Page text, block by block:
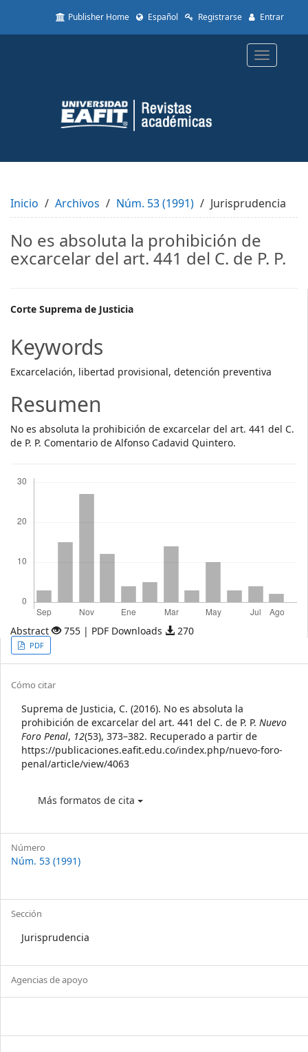
to
Content
Sidebar
Publisher Home Español Registrarse Entrar
Toggle
Inicio Archivos Núm. 53 (1991) Jurisprudencia
No es absoluta la prohibición de
excarcelar del art. 441 del C. de P. P.
Main
Article
Content
Corte Suprema de Justicia
Keywords
Excarcelación, libertad provisional, detención preventiva
Resumen
No es absoluta la prohibición de excarcelar del art. 441 del C.
de P. P. Comentario de Alfonso Cadavid Quintero.
Abstract 755 | PDF Downloads 270
Article
Sidebar
PDF
Article
Details
Cómo citar
Suprema de Justicia, C. (2016). No es absoluta la
prohibición de excarcelar del art. 441 del C. de P. P. Nuevo
Foro Penal, 12(53), 373–382. Recuperado a partir de
https://publicaciones.eafit.edu.co/index.php/nuevo-foro-
penal/article/view/4063
Más formatos de cita
Número
Núm. 53 (1991)
Sección
Jurisprudencia
Agencias de apoyo